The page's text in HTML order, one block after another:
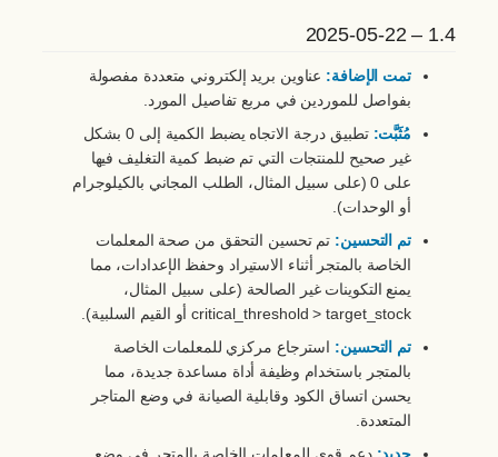
1.4 – 2025-05-22
تمت الإضافة: عناوين بريد إلكتروني متعددة مفصولة
بفواصل للموردين في مربع تفاصيل المورد.
مُثَبَّت:
تطبيق درجة الاتجاه يضبط الكمية إلى 0 بشكل
غير صحيح للمنتجات التي تم ضبط كمية التغليف فيها
على 0 (على سبيل المثال، الطلب المجاني بالكيلوجرام
أو الوحدات).
تم التحسين: تم تحسين التحقق من صحة المعلمات
الخاصة بالمتجر أثناء الاستيراد وحفظ الإعدادات، مما
يمنع التكوينات غير الصالحة (على سبيل المثال،
critical_threshold > target_stock أو القيم السلبية).
تم التحسين: استرجاع مركزي للمعلمات الخاصة
بالمتجر باستخدام وظيفة أداة مساعدة جديدة، مما
يحسن اتساق الكود وقابلية الصيانة في وضع المتاجر
المتعددة.